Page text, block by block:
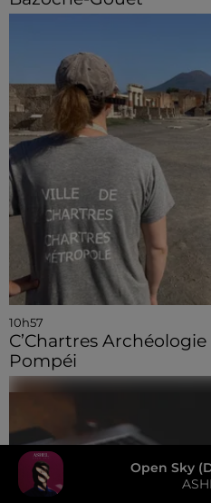
Open Sky
10h57
C’Chartres
Pompéi